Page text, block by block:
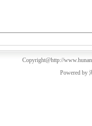
Copyright@http://
Powered by